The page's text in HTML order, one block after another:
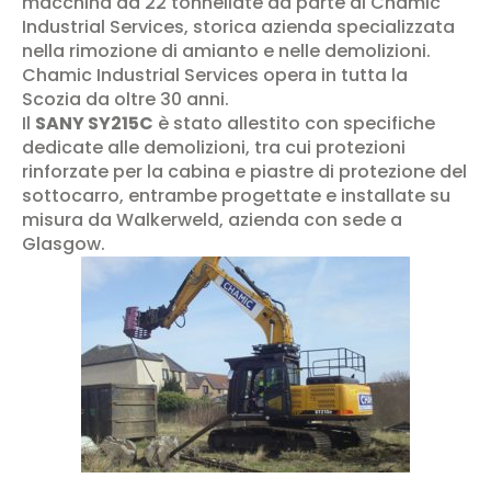
Industrial Services, storica azienda specializzata
nella rimozione di amianto e nelle demolizioni.
Chamic Industrial Services opera in tutta la
Scozia da oltre 30 anni.
Il SANY SY215C è stato allestito con specifiche
dedicate alle demolizioni, tra cui protezioni
rinforzate per la cabina e piastre di protezione del
sottocarro, entrambe progettate e installate su
misura da Walkerweld, azienda con sede a
Glasgow.